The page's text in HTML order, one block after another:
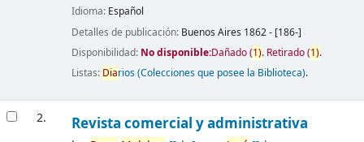
Idioma: Español
Detalles de publicación: Buenos Aires 1862 - [186-]
Disponibilidad: No disponible:Dañado(1). Retirado(1).
Listas: Diarios (Colecciones que posee la Biblioteca).
2. Revista comercial y administrativa